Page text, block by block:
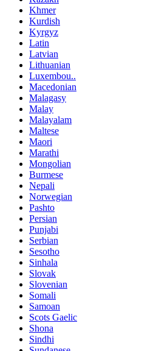
Khmer
Kurdish
Kyrgyz
Latin
Latvian
Lithuanian
Luxembou..
Macedonian
Malagasy
Malay
Malayalam
Maltese
Maori
Marathi
Mongolian
Burmese
Nepali
Norwegian
Pashto
Persian
Punjabi
Serbian
Sesotho
Sinhala
Slovak
Slovenian
Somali
Samoan
Scots Gaelic
Shona
Sindhi